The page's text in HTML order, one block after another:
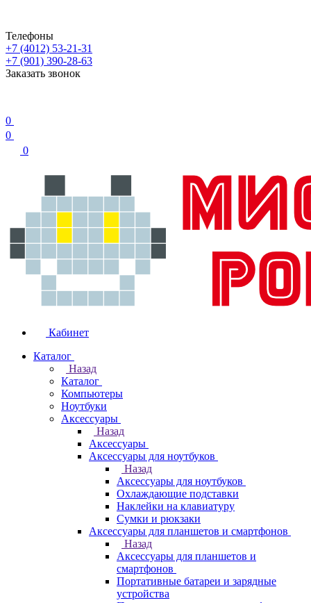
Телефоны
+7 (4012) 53-21-31
+7 (901) 390-28-63
Заказать звонок
0
0
0
Кабинет
Каталог
Назад
Каталог
Компьютеры
Ноутбуки
Аксессуары
Назад
Аксессуары
Аксессуары для ноутбуков
Назад
Аксессуары для ноутбуков
Охлаждающие подставки
Наклейки на клавиатуру
Сумки и рюкзаки
Аксессуары для планшетов и смартфонов
Назад
Аксессуары для планшетов и
смартфонов
Портативные батареи и зарядные
устройства